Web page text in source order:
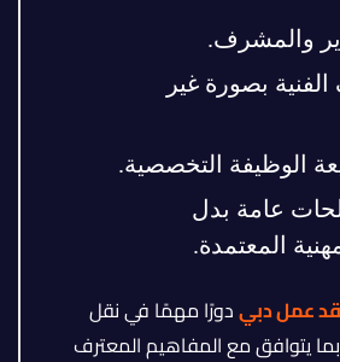
والمشرف.
بصورة غير
الوظيفة التخصصية.
عامة بدل
المعتمدة.
عمل دبيدورًا مهمًا في نقل
يتوافق مع المفاهيم المعترف